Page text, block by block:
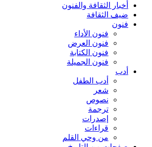
أخبار الثقافة والفنون
ضيف الثقافة
فنون
فنون الأداء
فنون العرض
فنون الكتابة
فنون الجميلة
أدب
أدب الطفل
شعر
نصوص
ترجمة
إصدرات
قراءات
من وحي القلم